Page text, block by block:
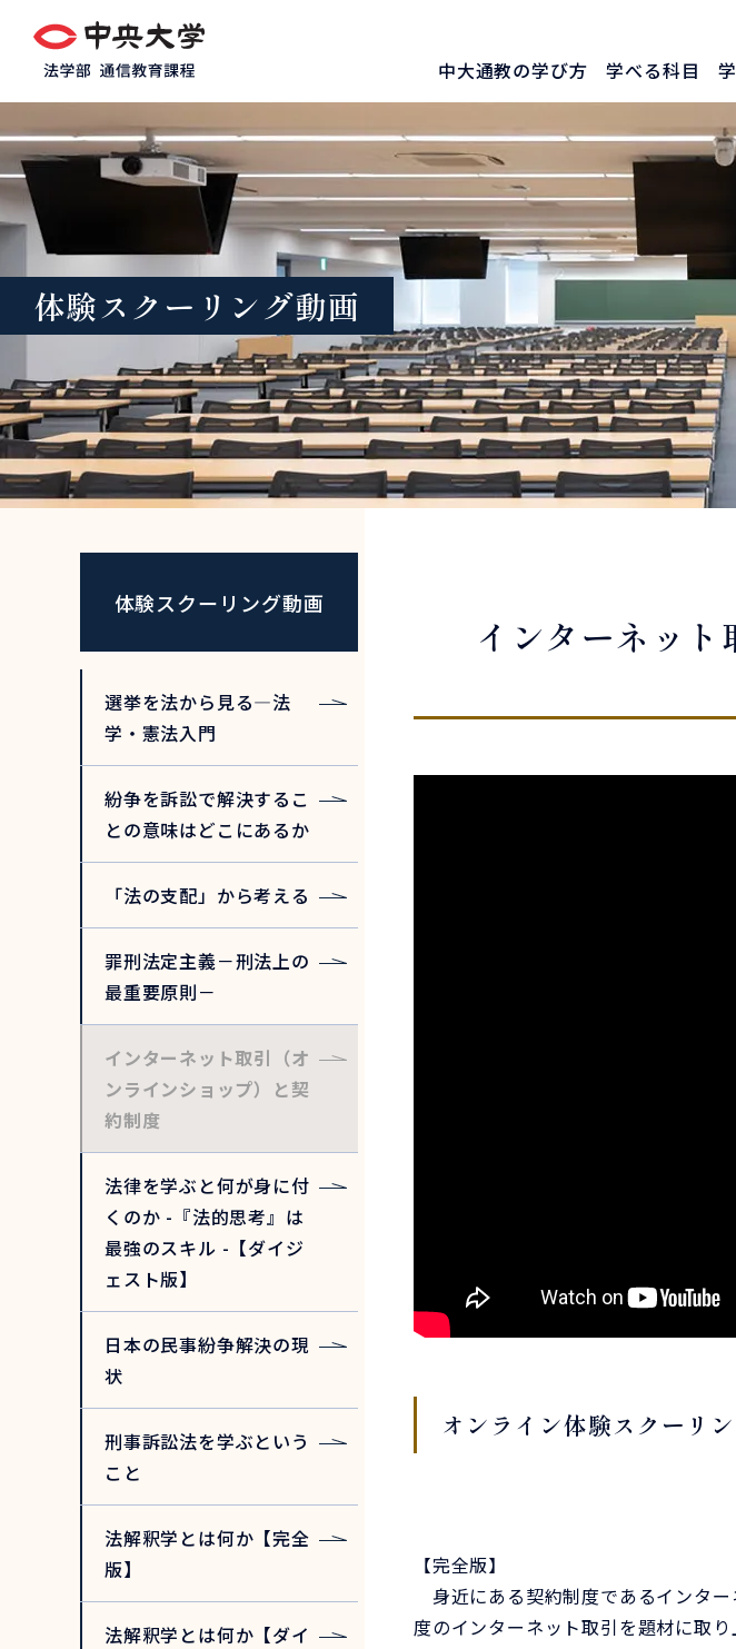
バ
ル
ナ
ビ
ゲ
へ
ル
ナ
ビ
ゲ
ー
ー
へ
中大通教の学び方 学べる科目
体験スクーリング動画
インターネッ
オンライン体験スクーリ
【完全版】
身近にある契約制度であるインタ
度のインターネット取引を題材に取り
体験スクーリング動画
選挙を法から見る―法
学・憲法入門
紛争を訴訟で解決するこ
との意味はどこにあるか
「法の支配」から考える
罪刑法定主義－刑法上の
最重要原則－
インターネット取引（オ
ンラインショップ）と契
約制度
法律を学ぶと何が身に付
くのか -『法的思考』は
最強のスキル -【ダイジ
ェスト版】
日本の民事紛争解決の現
状
刑事訴訟法を学ぶという
こと
法解釈学とは何か【完全
版】
法解釈学とは何か【ダイ